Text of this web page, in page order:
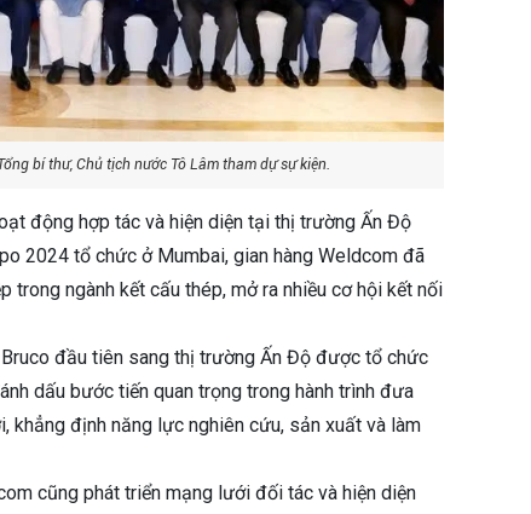
bí thư, Chủ tịch nước Tô Lâm tham dự sự kiện.
động hợp tác và hiện diện tại thị trường Ấn Độ
2024 tổ chức ở Mumbai, gian hàng Weldcom đã
ngành kết cấu thép, mở ra nhiều cơ hội kết nối
đầu tiên sang thị trường Ấn Độ được tổ chức
dấu bước tiến quan trọng trong hành trình đưa
khẳng định năng lực nghiên cứu, sản xuất và làm
cũng phát triển mạng lưới đối tác và hiện diện